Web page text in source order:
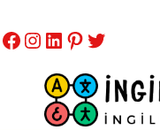
atla
Facebook
Instagram
LinkedIn
Pinterest
Twitter